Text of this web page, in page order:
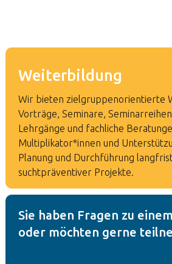
Weiterbildung
Wir bieten zielgruppenorientierte
Vorträge, Seminare,
Lehrgänge und fachliche
Multiplikator*innen und
Planung und Durchführung
suchtpräventiver Projekte.
Sie haben Fragen zu
oder möchten gerne